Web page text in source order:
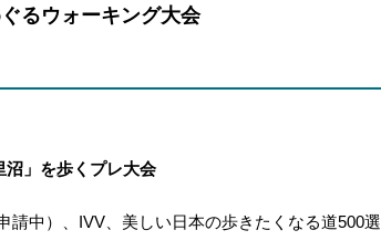
るウォーキング大会
沼」を歩くプレ大会
請中）、IVV、美しい日本の歩きたくなる道500選